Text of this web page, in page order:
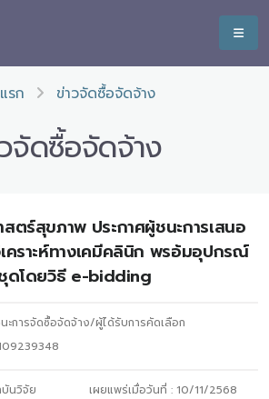
รก ข่าวจัดซื้อจัดจ้าง
จัดซื้อจัดจ้าง
ตร์สุขภาพ ประกาศผู้ชนะการเสนอ
คราะห์ทางเคมีคลินิก พรอ้มอุปกรณ์
ดโดยวิธี e-bidding
ะการจัดซื้อจัดจ้าง/ผู้ได้รับการคัดเลือก
บันวิจัย
เผยแพร่เมื่อวันที่ : 10/11/2568